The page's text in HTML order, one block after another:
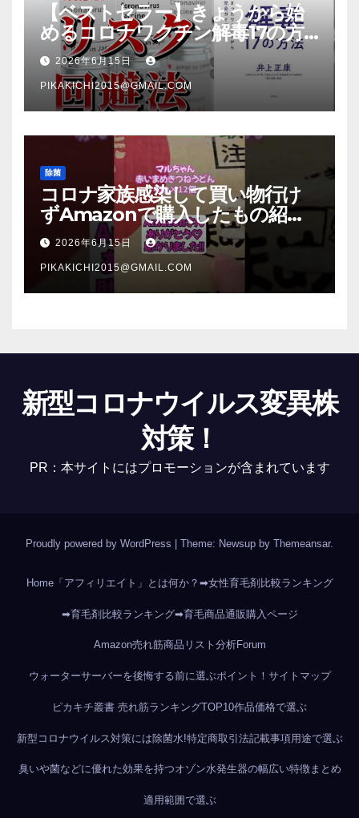
【ベストセラー】きょうから始
めるコロナワクチン解毒17の方
法【本要約】
2026年6月15日
PIKAKICHI2015@GMAIL.COM
除菌
コロナ家族感染して買い物行け
ずAmazonで購入したもの紹
介 #Shorts
2026年6月15日
PIKAKICHI2015@GMAIL.COM
新型コロナウイルス変異株
対策！
PR：本サイトにはプロモーションが含まれています
Proudly powered by WordPress Theme: Newsup by Themeansar.
Home「アフィリエイト」とは何か？ ➡女性育毛剤比較ランキング
➡育毛剤比較ランキング➡育毛商品通販購入ページ
Amazon売れ筋商品リスト分析Forum
ウォーターサーバーを後悔する前に選ぶポイント！ サイトマップ
ピカキチ叢書 売れ筋ランキングTOP10作品価格で選ぶ
新型コロナウイルス対策には除菌水!特定商取引法記載事項用途で選ぶ
臭いや菌などに優れた効果を持つオゾン水発生器の幅広い特徴まとめ
適用範囲で選ぶ